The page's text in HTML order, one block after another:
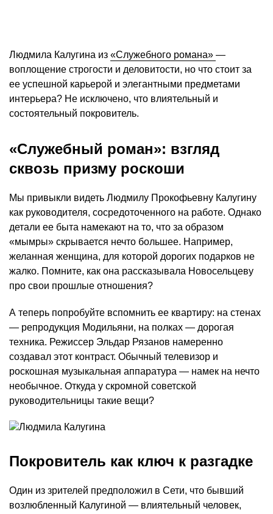
Людмила Калугина из «Служебного романа» —
воплощение строгости и деловитости, но что стоит за
ее успешной карьерой и элегантными предметами
интерьера? Не исключено, что влиятельный и
состоятельный покровитель.
«Служебный роман»: взгляд
сквозь призму роскоши
Мы привыкли видеть Людмилу Прокофьевну Калугину
как руководителя, сосредоточенного на работе. Однако
детали ее быта намекают на то, что за образом
«мымры» скрывается нечто большее. Например,
желанная женщина, для которой дорогих подарков не
жалко. Помните, как она рассказывала Новосельцеву
про свои прошлые отношения?
А теперь попробуйте вспомнить ее квартиру: на стенах
— репродукция Модильяни, на полках — дорогая
техника. Режиссер Эльдар Рязанов намеренно
создавал этот контраст. Обычный телевизор и
роскошная музыкальная аппаратура — намек на нечто
необычное. Откуда у скромной советской
руководительницы такие вещи?
Покровитель как ключ к разгадке
Один из зрителей предположил в Сети, что бывший
возлюбленный Калугиной — влиятельный человек,